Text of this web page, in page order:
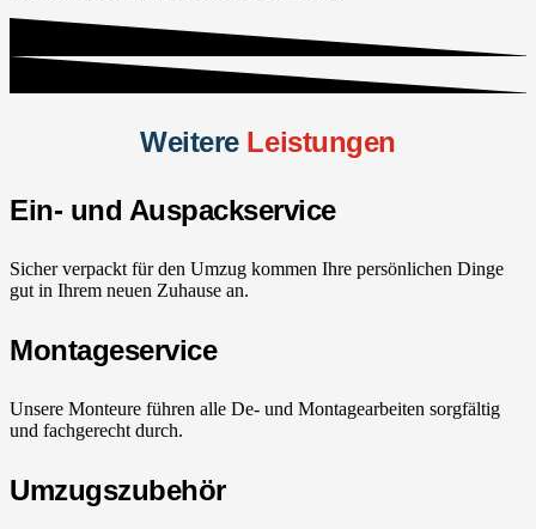
Weitere Leistungen
Ein- und Auspackservice
Sicher verpackt für den Umzug kommen Ihre persönlichen Dinge
gut in Ihrem neuen Zuhause an.
Montageservice
Unsere Monteure führen alle De- und Montagearbeiten sorgfältig
und fachgerecht durch.
Umzugszubehör